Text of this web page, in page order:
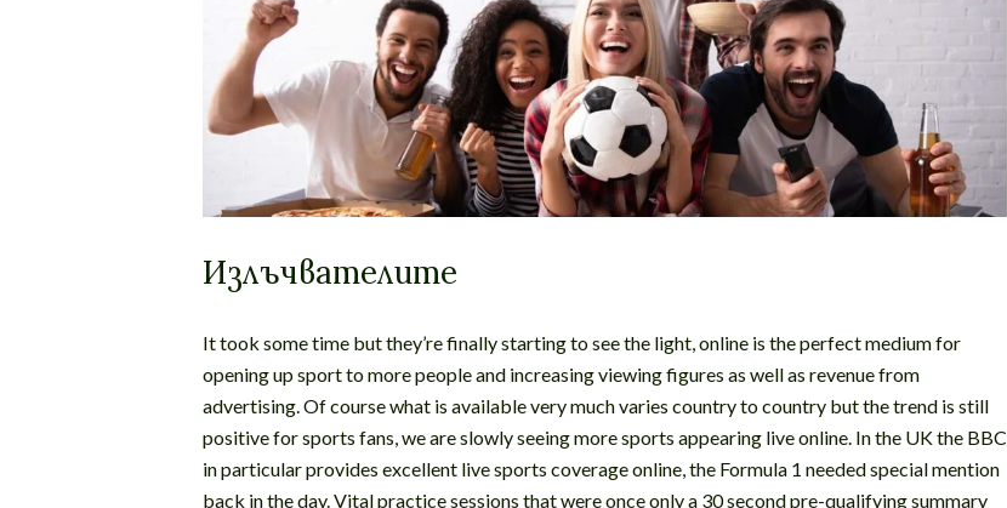
Излъчвателите
It took some time but they’re finally starting to see the light, online is the perfect medium for
opening up sport to more people and increasing viewing figures as well as revenue from
advertising. Of course what is available very much varies country to country but the trend is still
positive for sports fans, we are slowly seeing more sports appearing live online. In the UK the BBC
in particular provides excellent live sports coverage online, the Formula 1 needed special mention
back in the day. Vital practice sessions that were once only a 30 second pre-qualifying summary